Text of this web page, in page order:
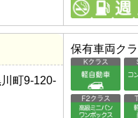
町9-120-
保有車両ク